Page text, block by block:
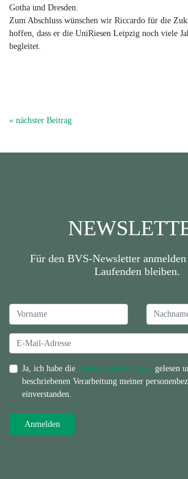
Gotha und Dresden.
Zum Abschluss wünschen wir Riccardo für die
hoffen, dass er die UniRiesen Leipzig noch viele
begleitet.
« nächster Beitrag
Für den BVS-Newsletter
Laufenden bleiben.
Ja, ich habe die Datenschutzerklärung gelesen
beschriebenen Verarbeitung meiner
einverstanden.